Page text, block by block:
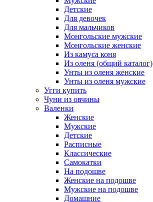
Детские
Для девочек
Для мальчиков
Монгольские мужские
Монгольские женские
Из камуса коня
Из оленя (общий каталог)
Унты из оленя женские
Унты из оленя мужские
Угги купить
Чуни из овчины
Валенки
Женские
Мужские
Детские
Расписные
Классические
Самокатки
На подошве
Женские на подошве
Мужские на подошве
Домашние